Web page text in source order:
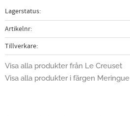
Lagerstatus
Artikelnr
Tillverkare
Visa alla produkter från Le Creuset
Visa alla produkter i färgen Meringue